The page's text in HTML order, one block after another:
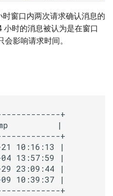
窗口内两次请求确认消息的
小时的消息被认为是在窗口
影响请求时间。
+
|
+
10:16:13 |
13:57:59 |
23:09:44 |
10:39:37 |
+